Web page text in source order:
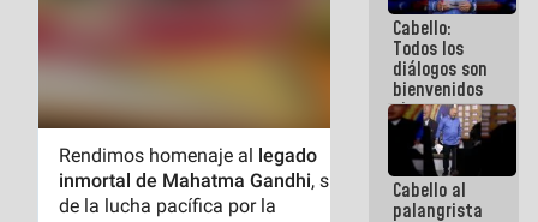
(1)
Cabello:
Todos los
diálogos son
bienvenidos
siempre que
estén en el
marco de la
Constitución
de la
República
Cabello al
palangrista